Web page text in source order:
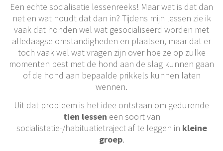
Een echte socialisatie lessenreeks! Maar wat is dat dan
net en wat houdt dat dan in? Tijdens mijn lessen zie ik
vaak dat honden wel wat gesocialiseerd worden met
alledaagse omstandigheden en plaatsen, maar dat er
toch vaak wel wat vragen zijn over hoe ze op zulke
momenten best met de hond aan de slag kunnen gaan
of de hond aan bepaalde prikkels kunnen laten
wennen.
Uit dat probleem is het idee ontstaan om gedurende
tien lessen een soort van
socialistatie-/habituatietraject af te leggen in kleine
groep.